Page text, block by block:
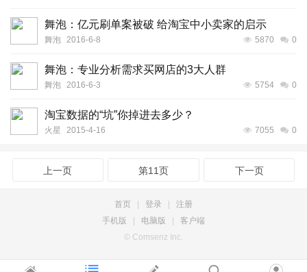
舞泡：亿元刷单案被破 给淘宝中小卖家的启示
舞泡 2016-6-8 5870 0
舞泡：专业分析需求买网店的3大人群
舞泡 2016-6-3 5754 0
淘宝数据的“坑”你掉进去多少？
火星 2015-4-16 7055 0
上一页 第11页 下一页
首页 登录
注册
手机版
电脑版
客户端
© Comsenz Inc.